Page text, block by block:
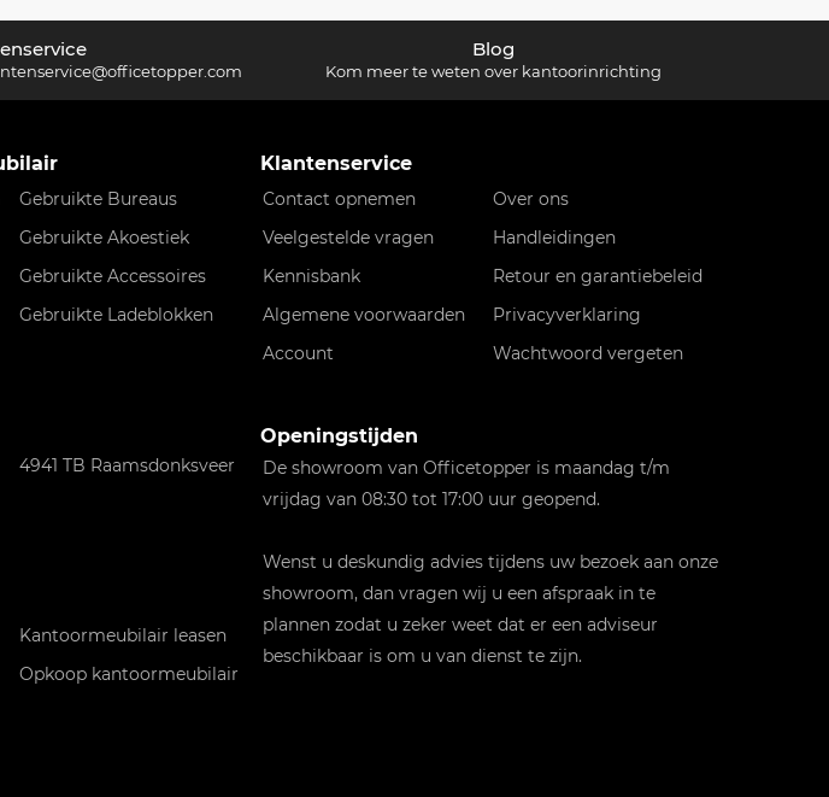
Blog
Kom meer te weten over kantoorinrichting
Gebruikte Bureaus
Gebruikte Akoestiek
Gebruikte Accessoires
Gebruikte Ladeblokken
4941 TB Raamsdonksveer
Kantoormeubilair leasen
Opkoop kantoormeubilair
Klantenservice
Contact opnemen
Over ons
Veelgestelde vragen
Handleidingen
Kennisbank
Retour en garantiebeleid
Algemene voorwaarden
Privacyverklaring
Account
Wachtwoord vergeten
Openingstijden
De showroom van Officetopper is maandag t/m
vrijdag van 08:30 tot 17:00 uur geopend.
Wenst u deskundig advies tijdens uw bezoek aan onze
showroom, dan vragen wij u een afspraak in te
plannen zodat u zeker weet dat er een adviseur
beschikbaar is om u van dienst te zijn.